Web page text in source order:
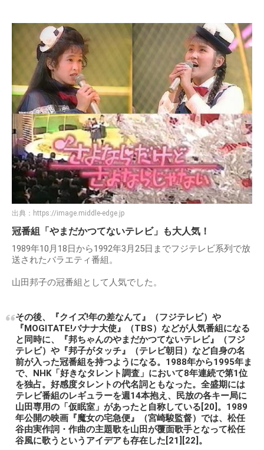
出典： https://image.middle-edge.jp
冠番組「やまだかつてないテレビ」も大人気！
1989年10月18日から1992年3月25日までフジテレビ系列で放
送されたバラエティ番組。
山田邦子の冠番組として人気でした。
その後、『クイズ!年の差なんて』（フジテレビ）や
『MOGITATE!バナナ大使』（TBS）などが人気番組になる
と同時に、『邦ちゃんのやまだかつてないテレビ』（フジ
テレビ）や『邦子がタッチ』（テレビ朝日）など自身の名
前が入った冠番組を持つようになる。1988年から1995年ま
で、NHK「好きなタレント調査」において8年連続で第1位
を独占。好感度タレントの代名詞ともなった。全盛期には
テレビ番組のレギュラーを週14本抱え、民放の各キー局に
山田専用の「仮眠室」があったと自称している[20]。1989
年公開の映画『魔女の宅急便』（宮崎駿監督）では、松任
谷由実作詞・作曲の主題歌を山田が覆面歌手となって松任
谷風に歌うというアイデアも存在した[21][22]。